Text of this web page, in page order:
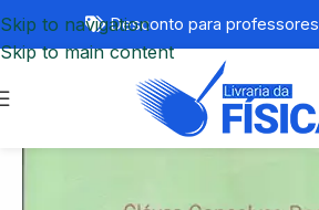
Skip to navigation
Skip to main content
Desconto para professores,